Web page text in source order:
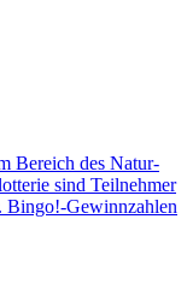
Bereich des Natur-
sind Teilnehmer
Bingo!-Gewinnzahlen